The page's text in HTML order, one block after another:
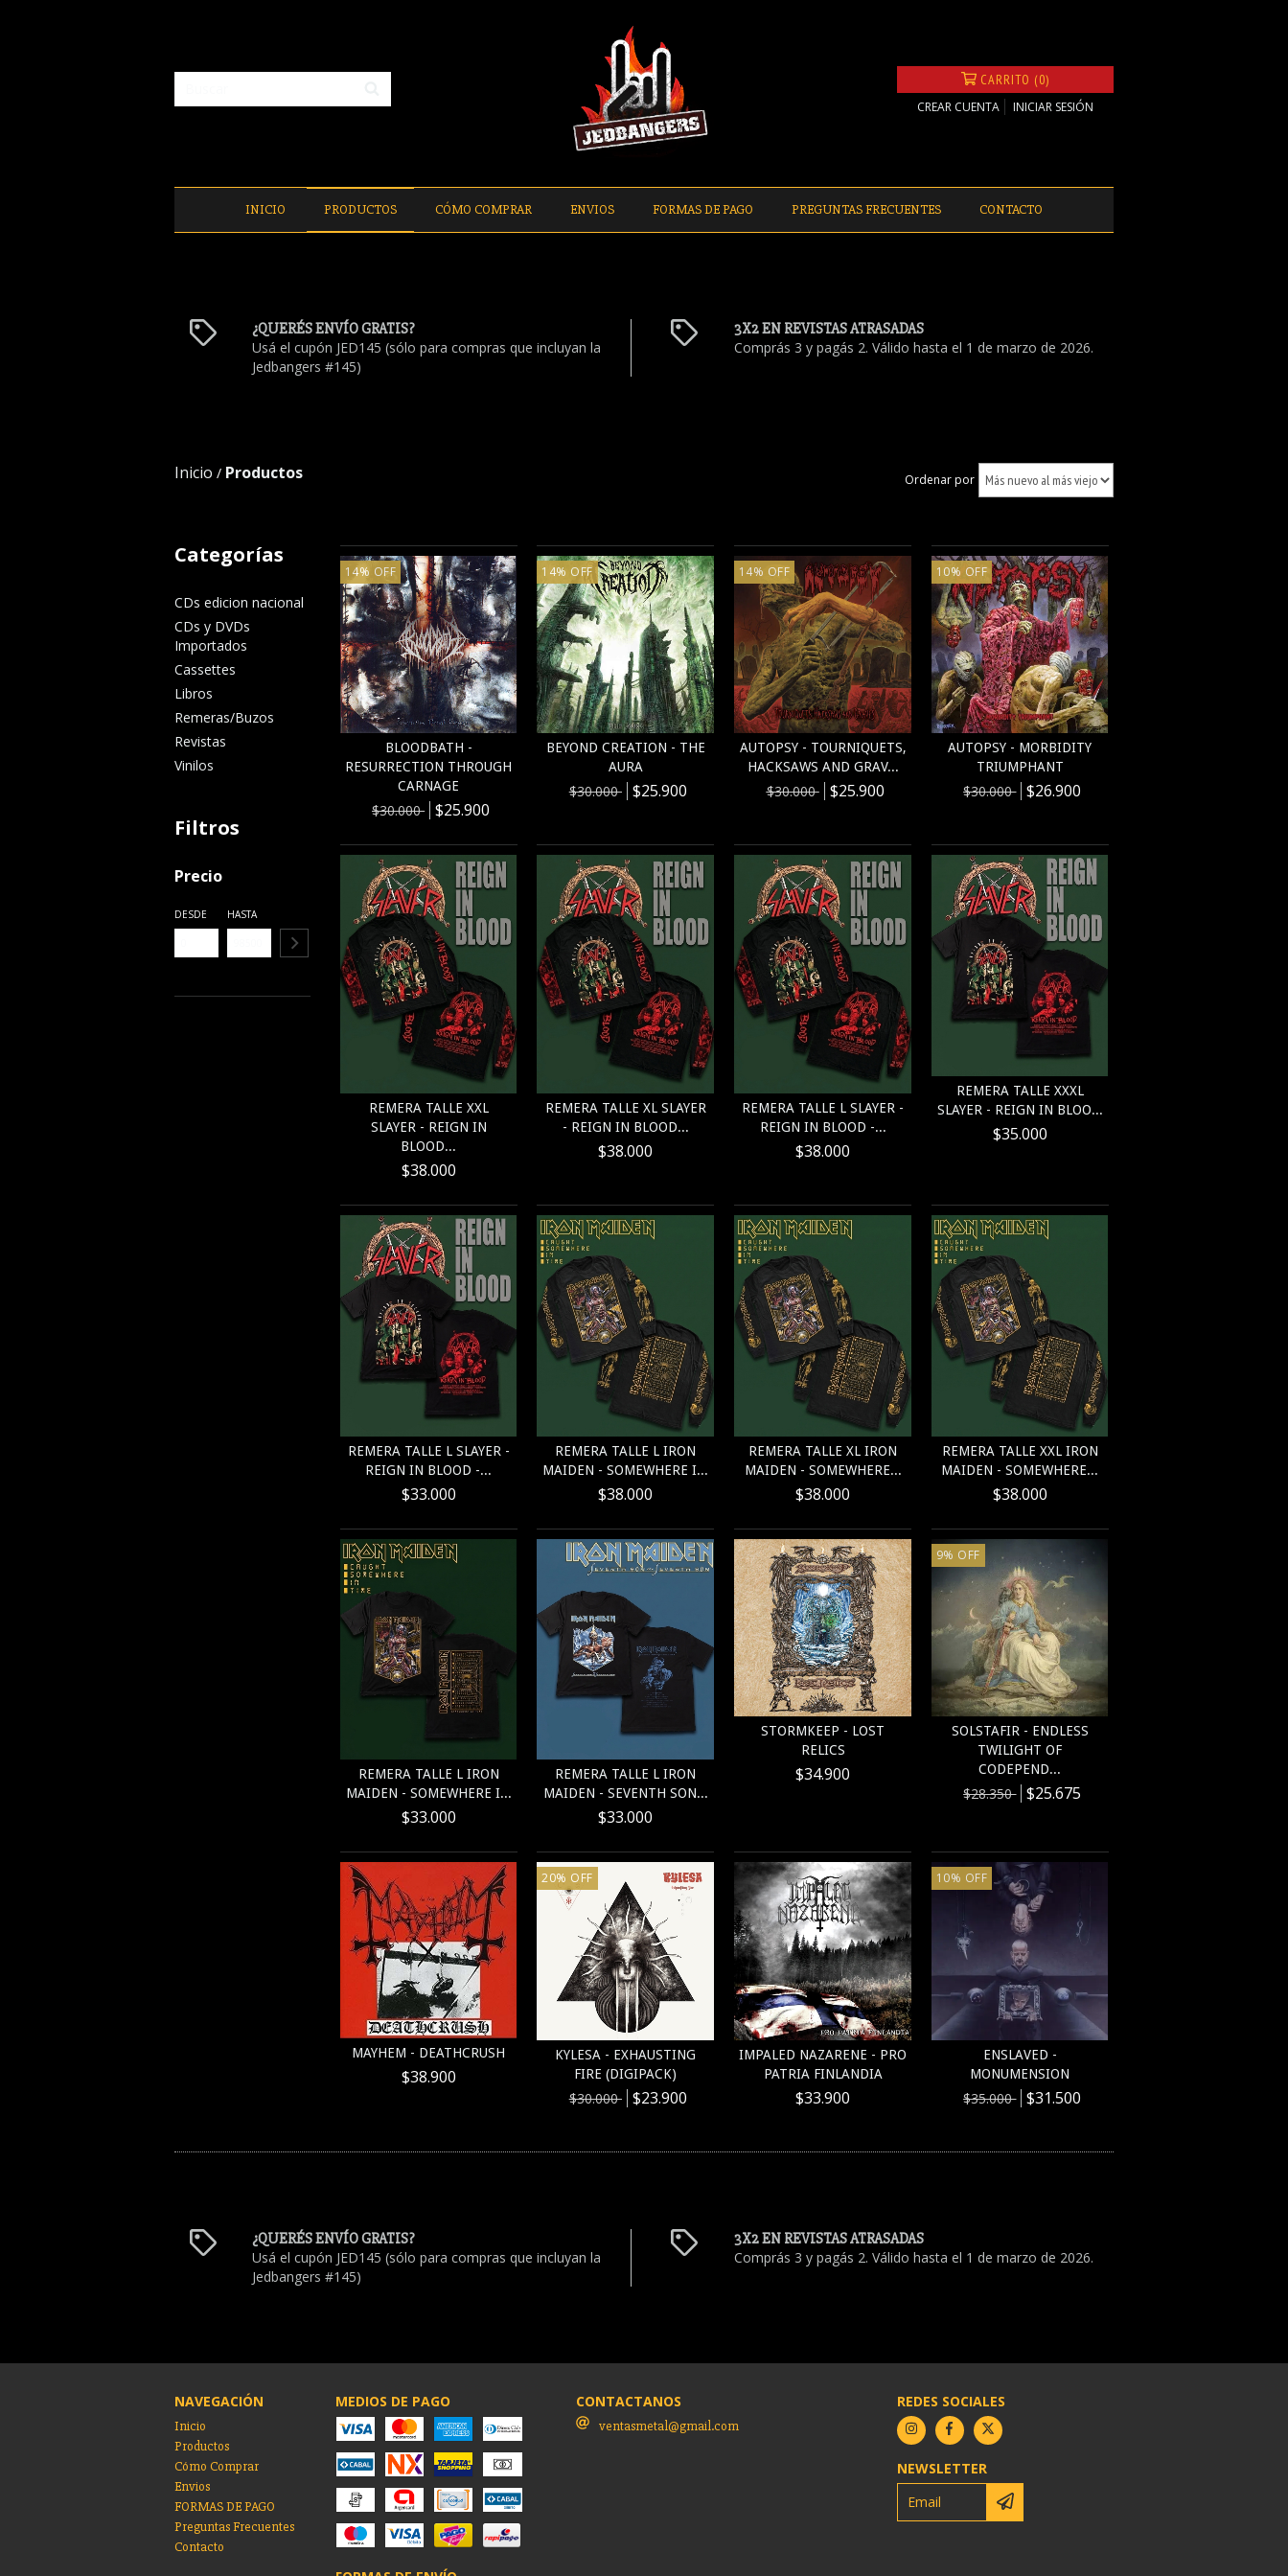
CARRITO (0)
CREAR CUENTA INICIAR SESIÓN
INICIO PRODUCTOS CÓMO COMPRAR ENVIOS FORMAS DE PAGO PREGUNTAS FRECUENTES CONTACTO
¿QUERÉS ENVÍO GRATIS?
Usá el cupón JED145 (sólo para compras que incluyan la
Jedbangers #145)
3X2 EN REVISTAS ATRASADAS
Comprás 3 y pagás 2. Válido hasta el 1 de marzo de 2026.
Inicio / Productos Ordenar por
Categorías
CDs edicion nacional
CDs y DVDs
Importados
Cassettes
Libros
Remeras/Buzos
Revistas
Vinilos
Filtros
Precio
DESDE HASTA
14% OFF
BLOODBATH -
RESURRECTION THROUGH
CARNAGE
$30.000 $25.900
14% OFF
BEYOND CREATION - THE
AURA
$30.000 $25.900
14% OFF
AUTOPSY - TOURNIQUETS,
HACKSAWS AND GRAV...
$30.000 $25.900
10% OFF
AUTOPSY - MORBIDITY
TRIUMPHANT
$30.000 $26.900
REMERA TALLE XXL
SLAYER - REIGN IN
BLOOD...
$38.000
REMERA TALLE XL SLAYER
- REIGN IN BLOOD...
$38.000
REMERA TALLE L SLAYER -
REIGN IN BLOOD -...
$38.000
REMERA TALLE XXXL
SLAYER - REIGN IN BLOO...
$35.000
REMERA TALLE L SLAYER -
REIGN IN BLOOD -...
$33.000
REMERA TALLE L IRON
MAIDEN - SOMEWHERE I...
$38.000
REMERA TALLE XL IRON
MAIDEN - SOMEWHERE...
$38.000
REMERA TALLE XXL IRON
MAIDEN - SOMEWHERE...
$38.000
REMERA TALLE L IRON
MAIDEN - SOMEWHERE I...
$33.000
REMERA TALLE L IRON
MAIDEN - SEVENTH SON...
$33.000
STORMKEEP - LOST
RELICS
$34.900
9% OFF
SOLSTAFIR - ENDLESS
TWILIGHT OF
CODEPEND...
$28.350 $25.675
MAYHEM - DEATHCRUSH
$38.900
20% OFF
KYLESA - EXHAUSTING
FIRE (DIGIPACK)
$30.000 $23.900
IMPALED NAZARENE - PRO
PATRIA FINLANDIA
$33.900
10% OFF
ENSLAVED -
MONUMENSION
$35.000 $31.500
¿QUERÉS ENVÍO GRATIS?
Usá el cupón JED145 (sólo para compras que incluyan la
Jedbangers #145)
3X2 EN REVISTAS ATRASADAS
Comprás 3 y pagás 2. Válido hasta el 1 de marzo de 2026.
NAVEGACIÓN
Inicio
Productos
Cómo Comprar
Envios
FORMAS DE PAGO
Preguntas Frecuentes
Contacto
MEDIOS DE PAGO CONTACTANOS
ventasmetal@gmail.com
REDES SOCIALES
NEWSLETTER